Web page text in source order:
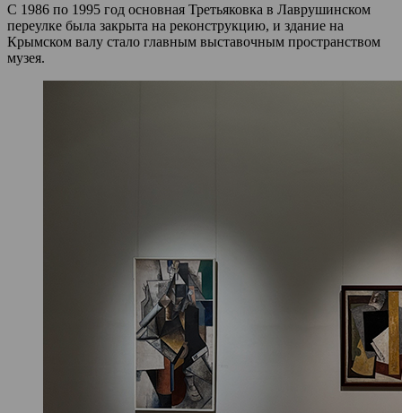
С 1986 по 1995 год основная Третьяковка в Лаврушинском
переулке была закрыта на реконструкцию, и здание на
Крымском валу стало главным выставочным пространством
музея.